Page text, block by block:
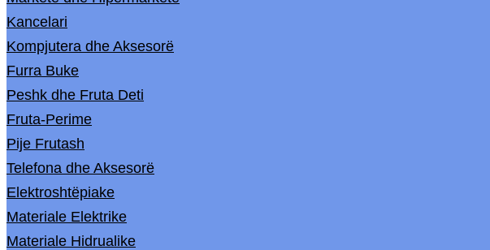
Kancelari
Kompjutera dhe Aksesorë
Furra Buke
Peshk dhe Fruta Deti
Fruta-Perime
Pije Frutash
Telefona dhe Aksesorë
Elektroshtëpiake
Materiale Elektrike
Materiale Hidrualike